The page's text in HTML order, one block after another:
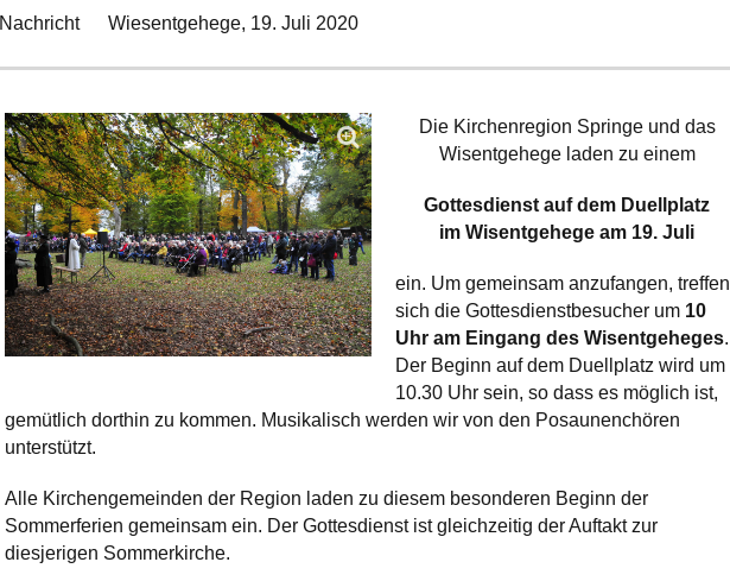
Nachricht Wiesentgehege, 19. Juli 2020
Die Kirchenregion Springe und das
Wisentgehege laden zu einem
Gottesdienst auf dem Duellplatz
im Wisentgehege am 19. Juli
ein. Um gemeinsam anzufangen, treffen
sich die Gottesdienstbesucher um 10
Uhr am Eingang des Wisentgeheges.
Der Beginn auf dem Duellplatz wird um
10.30 Uhr sein, so dass es möglich ist,
gemütlich dorthin zu kommen. Musikalisch werden wir von den Posaunenchören
unterstützt.
Alle Kirchengemeinden der Region laden zu diesem besonderen Beginn der
Sommerferien gemeinsam ein. Der Gottesdienst ist gleichzeitig der Auftakt zur
diesjerigen Sommerkirche.